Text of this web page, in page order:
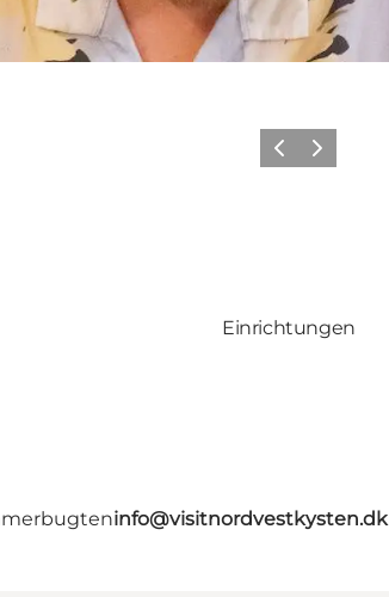
ZurückWeiter
Einrichtungen
info@visitnordvestkysten.dk